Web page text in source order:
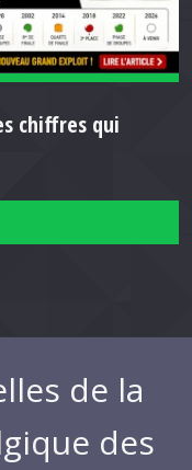
chiffres qui
de la
des